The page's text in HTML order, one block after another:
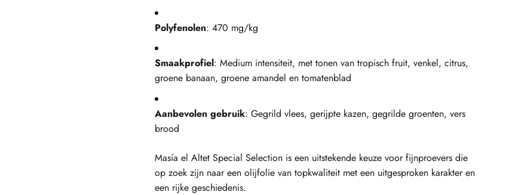
Polyfenolen: 470 mg/kg
Smaakprofiel: Medium intensiteit, met tonen van tropisch fruit, venkel, citrus,
groene banaan, groene amandel en tomatenblad
Aanbevolen gebruik: Gegrild vlees, gerijpte kazen, gegrilde groenten, vers
brood
Masía el Altet Special Selection is een uitstekende keuze voor fijnproevers die
op zoek zijn naar een olijfolie van topkwaliteit met een uitgesproken karakter en
een rijke geschiedenis.